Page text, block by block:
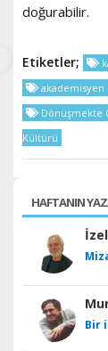
doğurabilir.
Etiketler;
akademisyen
Dönüşmekte
Kültürü
HAFTANIN
Bir